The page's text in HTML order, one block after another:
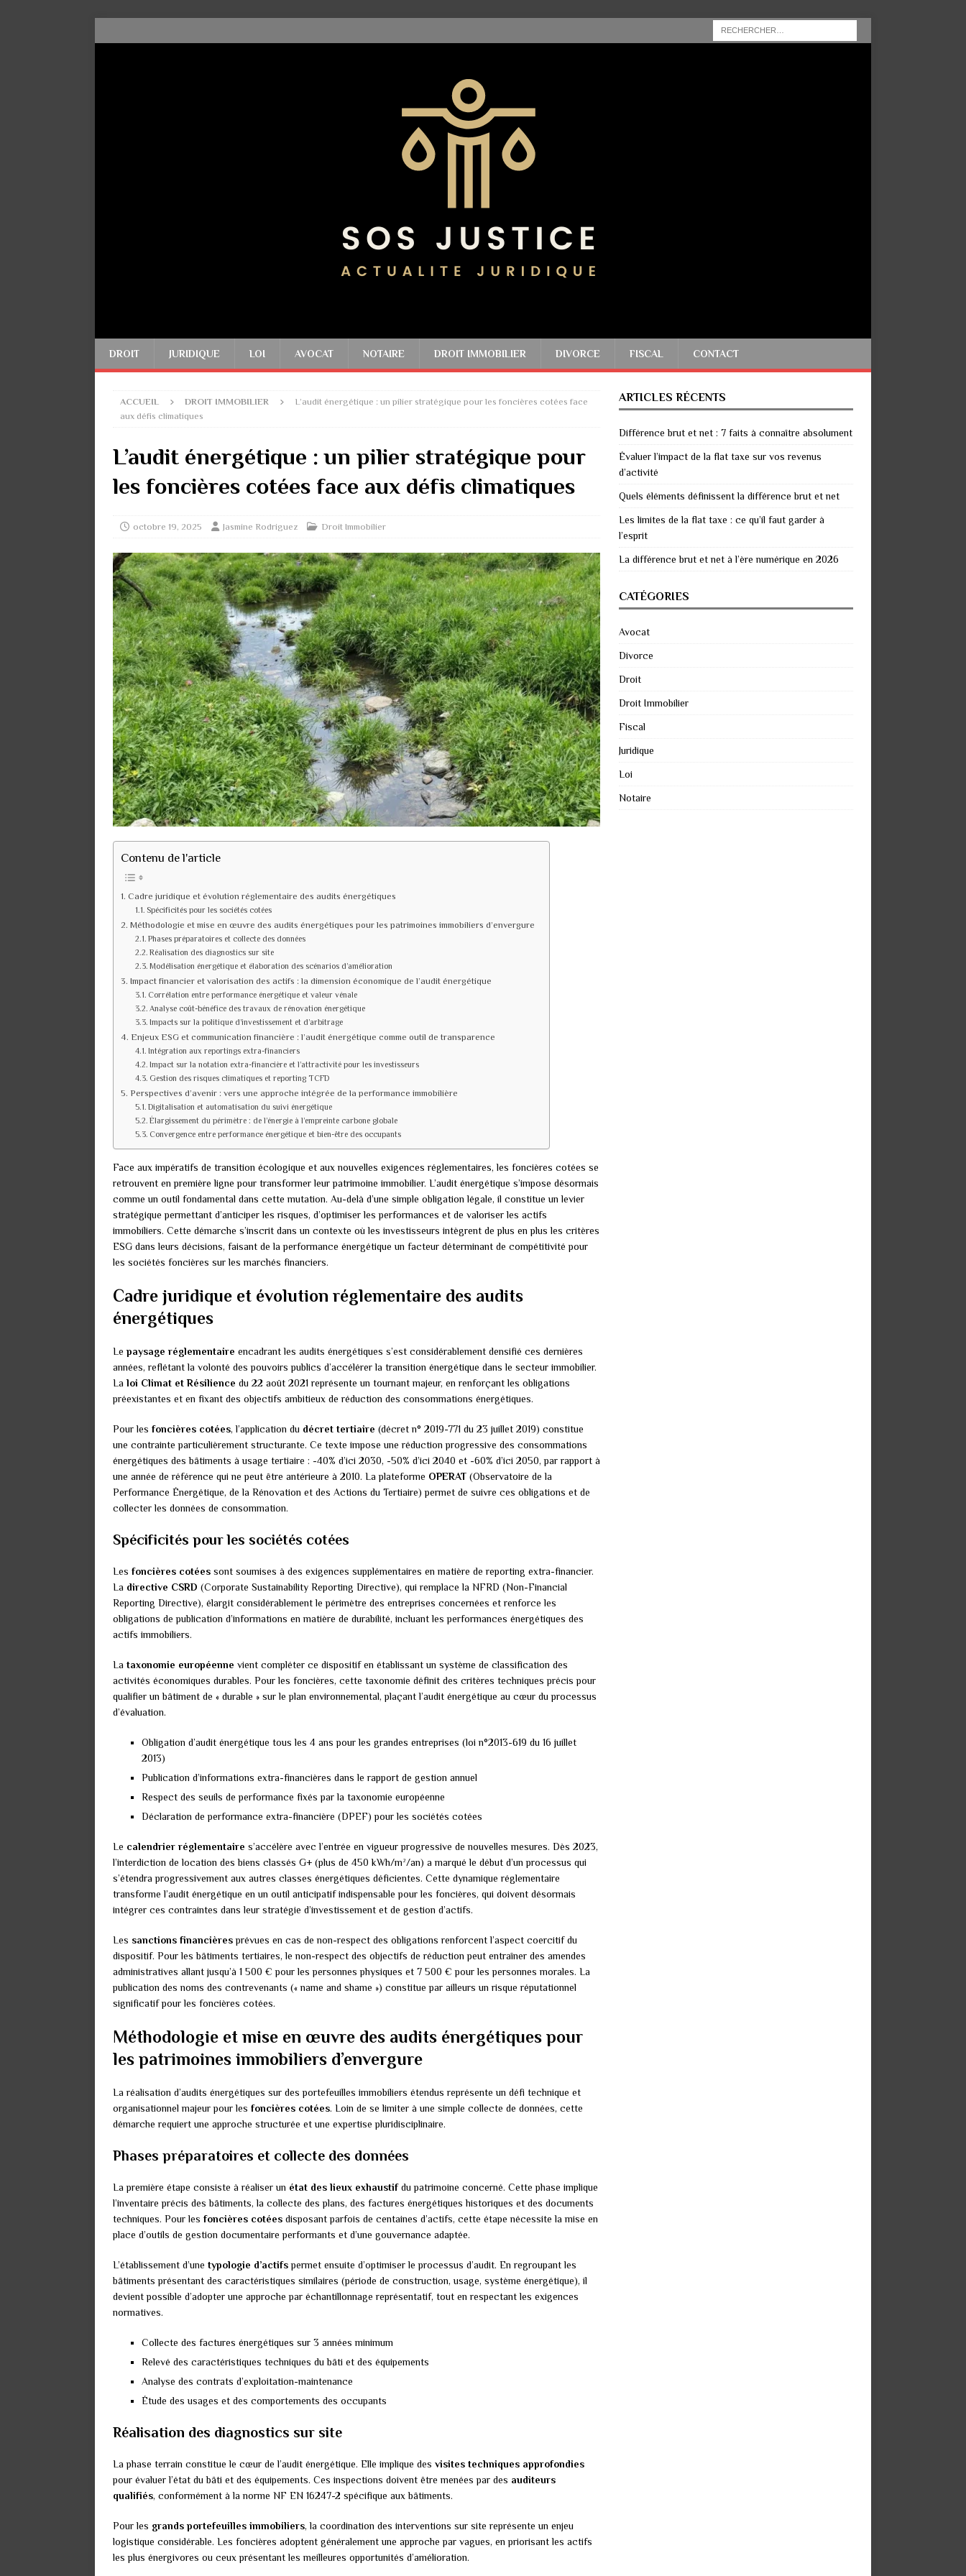
DROIT JURIDIQUE LOI AVOCAT NOTAIRE DROIT IMMOBILIER DIVORCE FISCAL CONTACT
ACCUEIL DROIT IMMOBILIER
L’audit énergétique : un pilier stratégique pour les foncières cotées face
aux défis climatiques
L’audit énergétique : un pilier stratégique pour
les foncières cotées face aux défis climatiques
octobre 19, 2025 Jasmine Rodriguez Droit Immobilier
Contenu de l'article
Cadre juridique et évolution réglementaire des audits énergétiques
Spécificités pour les sociétés cotées
Méthodologie et mise en œuvre des audits énergétiques pour les patrimoines immobiliers d’envergure
Phases préparatoires et collecte des données
Réalisation des diagnostics sur site
Modélisation énergétique et élaboration des scénarios d’amélioration
Impact financier et valorisation des actifs : la dimension économique de l’audit énergétique
Corrélation entre performance énergétique et valeur vénale
Analyse coût-bénéfice des travaux de rénovation énergétique
Impacts sur la politique d’investissement et d’arbitrage
Enjeux ESG et communication financière : l’audit énergétique comme outil de transparence
Intégration aux reportings extra-financiers
Impact sur la notation extra-financière et l’attractivité pour les investisseurs
Gestion des risques climatiques et reporting TCFD
Perspectives d’avenir : vers une approche intégrée de la performance immobilière
Digitalisation et automatisation du suivi énergétique
Élargissement du périmètre : de l’énergie à l’empreinte carbone globale
Convergence entre performance énergétique et bien-être des occupants
Face aux impératifs de transition écologique et aux nouvelles exigences réglementaires, les foncières cotées se
retrouvent en première ligne pour transformer leur patrimoine immobilier. L’audit énergétique s’impose désormais
comme un outil fondamental dans cette mutation. Au-delà d’une simple obligation légale, il constitue un levier
stratégique permettant d’anticiper les risques, d’optimiser les performances et de valoriser les actifs
immobiliers. Cette démarche s’inscrit dans un contexte où les investisseurs intègrent de plus en plus les critères
ESG dans leurs décisions, faisant de la performance énergétique un facteur déterminant de compétitivité pour
les sociétés foncières sur les marchés financiers.
Cadre juridique et évolution réglementaire des audits
énergétiques
Le paysage réglementaire encadrant les audits énergétiques s’est considérablement densifié ces dernières
années, reflétant la volonté des pouvoirs publics d’accélérer la transition énergétique dans le secteur immobilier.
La loi Climat et Résilience du 22 août 2021 représente un tournant majeur, en renforçant les obligations
préexistantes et en fixant des objectifs ambitieux de réduction des consommations énergétiques.
Pour les foncières cotées, l’application du décret tertiaire (décret n° 2019-771 du 23 juillet 2019) constitue
une contrainte particulièrement structurante. Ce texte impose une réduction progressive des consommations
énergétiques des bâtiments à usage tertiaire : -40% d’ici 2030, -50% d’ici 2040 et -60% d’ici 2050, par rapport à
une année de référence qui ne peut être antérieure à 2010. La plateforme OPERAT (Observatoire de la
Performance Énergétique, de la Rénovation et des Actions du Tertiaire) permet de suivre ces obligations et de
collecter les données de consommation.
Spécificités pour les sociétés cotées
Les foncières cotées sont soumises à des exigences supplémentaires en matière de reporting extra-financier.
La directive CSRD (Corporate Sustainability Reporting Directive), qui remplace la NFRD (Non-Financial
Reporting Directive), élargit considérablement le périmètre des entreprises concernées et renforce les
obligations de publication d’informations en matière de durabilité, incluant les performances énergétiques des
actifs immobiliers.
La taxonomie européenne vient compléter ce dispositif en établissant un système de classification des
activités économiques durables. Pour les foncières, cette taxonomie définit des critères techniques précis pour
qualifier un bâtiment de « durable » sur le plan environnemental, plaçant l’audit énergétique au cœur du processus
d’évaluation.
Obligation d’audit énergétique tous les 4 ans pour les grandes entreprises (loi n°2013-619 du 16 juillet
2013)
Publication d’informations extra-financières dans le rapport de gestion annuel
Respect des seuils de performance fixés par la taxonomie européenne
Déclaration de performance extra-financière (DPEF) pour les sociétés cotées
Le calendrier réglementaire s’accélère avec l’entrée en vigueur progressive de nouvelles mesures. Dès 2023,
l’interdiction de location des biens classés G+ (plus de 450 kWh/m²/an) a marqué le début d’un processus qui
s’étendra progressivement aux autres classes énergétiques déficientes. Cette dynamique réglementaire
transforme l’audit énergétique en un outil anticipatif indispensable pour les foncières, qui doivent désormais
intégrer ces contraintes dans leur stratégie d’investissement et de gestion d’actifs.
Les sanctions financièresprévues en cas de non-respect des obligations renforcent l’aspect coercitif du
dispositif. Pour les bâtiments tertiaires, le non-respect des objectifs de réduction peut entraîner des amendes
administratives allant jusqu’à 1 500 € pour les personnes physiques et 7 500 € pour les personnes morales. La
publication des noms des contrevenants (« name and shame ») constitue par ailleurs un risque réputationnel
significatif pour les foncières cotées.
Méthodologie et mise en œuvre des audits énergétiques pour
les patrimoines immobiliers d’envergure
La réalisation d’audits énergétiques sur des portefeuilles immobiliers étendus représente un défi technique et
organisationnel majeur pour les foncières cotées. Loin de se limiter à une simple collecte de données, cette
démarche requiert une approche structurée et une expertise pluridisciplinaire.
Phases préparatoires et collecte des données
La première étape consiste à réaliser un état des lieux exhaustifdu patrimoine concerné. Cette phase implique
l’inventaire précis des bâtiments, la collecte des plans, des factures énergétiques historiques et des documents
techniques. Pour les foncières cotées disposant parfois de centaines d’actifs, cette étape nécessite la mise en
place d’outils de gestion documentaire performants et d’une gouvernance adaptée.
L’établissement d’une typologie d’actifspermet ensuite d’optimiser le processus d’audit. En regroupant les
bâtiments présentant des caractéristiques similaires (période de construction, usage, système énergétique), il
devient possible d’adopter une approche par échantillonnage représentatif, tout en respectant les exigences
normatives.
Collecte des factures énergétiques sur 3 années minimum
Relevé des caractéristiques techniques du bâti et des équipements
Analyse des contrats d’exploitation-maintenance
Étude des usages et des comportements des occupants
Réalisation des diagnostics sur site
La phase terrain constitue le cœur de l’audit énergétique. Elle implique des visites techniques approfondies
pour évaluer l’état du bâti et des équipements. Ces inspections doivent être menées par des auditeurs
qualifiés, conformément à la norme NF EN 16247-2 spécifique aux bâtiments.
Pour les grands portefeuilles immobiliers, la coordination des interventions sur site représente un enjeu
logistique considérable. Les foncières adoptent généralement une approche par vagues, en priorisant les actifs
les plus énergivores ou ceux présentant les meilleures opportunités d’amélioration.
ARTICLES RÉCENTS
Différence brut et net : 7 faits à connaître absolument
Évaluer l’impact de la flat taxe sur vos revenus
d’activité
Quels éléments définissent la différence brut et net
Les limites de la flat taxe : ce qu’il faut garder à
l’esprit
La différence brut et net à l’ère numérique en 2026
CATÉGORIES
Avocat
Divorce
Droit
Droit Immobilier
Fiscal
Juridique
Loi
Notaire